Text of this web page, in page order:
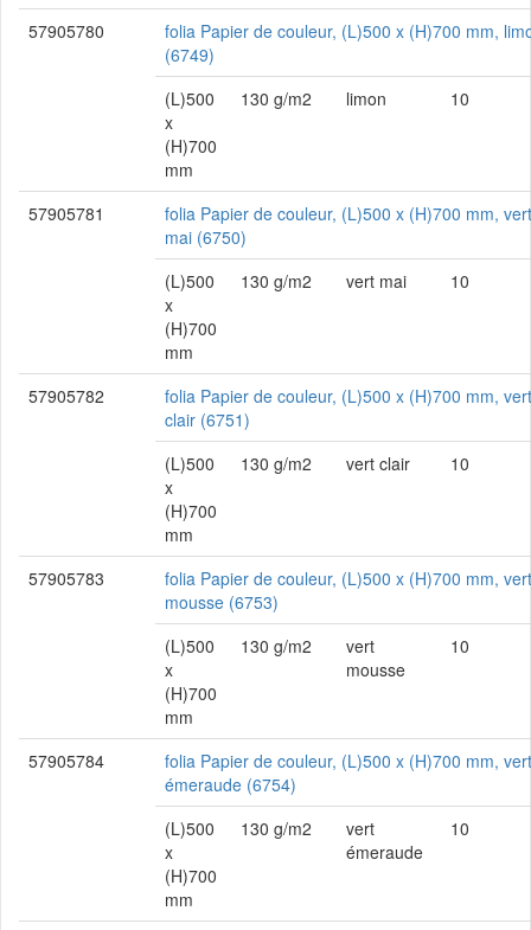
57905780
folia Papier de couleur, (L)500 x (H)700 mm,
(6749)
(L)500
x
(H)700
mm
130 g/m2 limon 10
57905781
folia Papier de couleur, (L)500 x (H)700 mm, vert
mai (6750)
(L)500
x
(H)700
mm
130 g/m2 vert mai 10
57905782
folia Papier de couleur, (L)500 x (H)700 mm, vert
clair (6751)
(L)500
x
(H)700
mm
130 g/m2 vert clair 10
57905783
folia Papier de couleur, (L)500 x (H)700 mm, vert
mousse (6753)
(L)500
x
(H)700
mm
130 g/m2
vert
mousse
10
57905784
folia Papier de couleur, (L)500 x (H)700 mm, vert
émeraude (6754)
(L)500
x
(H)700
mm
130 g/m2
vert
émeraude
10